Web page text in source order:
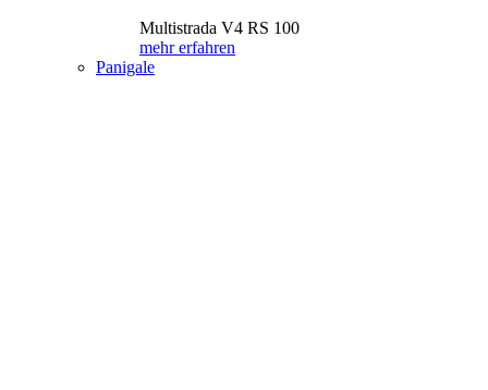
Multistrada V4 RS 100
mehr erfahren
Panigale